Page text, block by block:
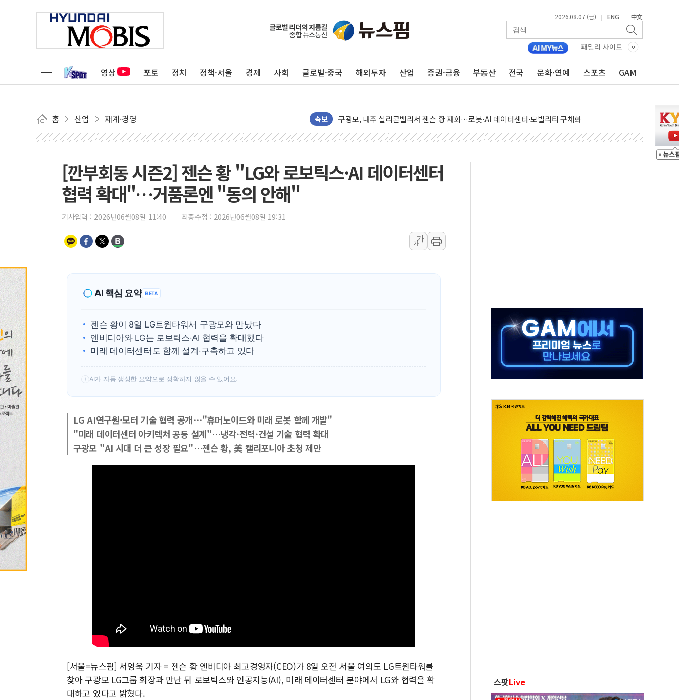
2026.08.07 (금) | ENG | 中文
패밀리 사이트
영상 포토 정치 정책·서울 경제 사회 글로벌·중국 해외투자 산업 증권·금융 부동산 전국 문화·연예 스포츠 GAM
홈 산업 재계·경영 속보
유럽증시, 견조한 실적 소화하며 대부분 상승… "2분기 기업 순이익 21% 증가" 전망
리투아니아 국방 "러, 우크라 드론으로 나토 회원국 공격 검토… 거짓 깃발 작전"
뉴욕증시 개장 전 특징주...모더나·아이온큐·도어대시↑ VS 샌디스크·피그마·앱러빈↓
김정관 장관 "영업이익 N% 성과급 반대…상법·자본시장법 개정 논의"
청와대, 북한 단거리 탄도미사일 발사에 긴급 안보 점검회의
금값 7주 만에 최고…美 고용 둔화·호르무즈 재개방 기대에 강세
'월가의 황제' 다이먼 "금융시장 레버리지 위험수위…숨은 차입이 더 큰 변수"
양주 섬유염색공장서 화재 1명 중상…대응 1단계 진압 중
우크라 드론 전술, 중남미 콜롬비아에 새 안보 위기… 반군·마약카르텔이 습득해 전투 활용
구미 폐염산처리업체서 불 2시간30여분만에 진화...외국인 노동자 숨져
[깐부회동 시즌2] 젠슨 황 "LG와 로보틱스·AI 데이터센터
협력 확대"…거품론엔 "동의 안해"
기사입력 : 2026년06월08일 11:40 최종수정 : 2026년06월08일 19:31
가
가
AI 핵심 요약 BETA
젠슨 황이 8일 LG트윈타워서 구광모와 만났다
엔비디아와 LG는 로보틱스·AI 협력을 확대했다
미래 데이터센터도 함께 설계·구축하고 있다
! AI가 자동 생성한 요약으로 정확하지 않을 수 있어요.
LG AI연구원·모터 기술 협력 공개…"휴머노이드와 미래 로봇 함께 개발"
"미래 데이터센터 아키텍처 공동 설계"…냉각·전력·건설 기술 협력 확대
구광모 "AI 시대 더 큰 성장 필요"…젠슨 황, 美 캘리포니아 초청 제안
[서울=뉴스핌] 서영욱 기자 = 젠슨 황 엔비디아 최고경영자(CEO)가 8일 오전 서울 여의도 LG트윈타워를
찾아 구광모 LG그룹 회장과 만난 뒤 로보틱스와 인공지능(AI), 미래 데이터센터 분야에서 LG와 협력을 확
대하고 있다고 밝혔다.
스팟Live